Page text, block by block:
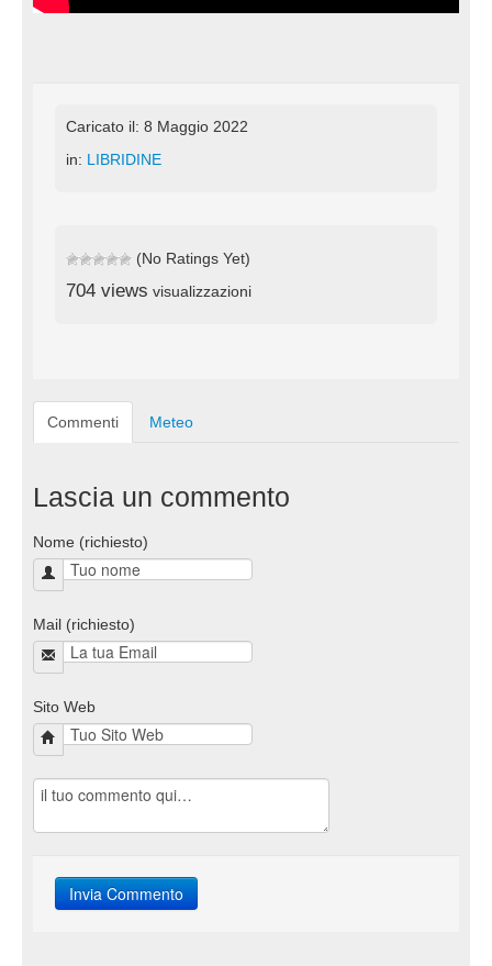
Caricato il: 8 Maggio 2022
in: LIBRIDINE
(No Ratings Yet)
704 views visualizzazioni
Commenti Meteo
Lascia un commento
Nome (richiesto)
Mail (richiesto)
Sito Web